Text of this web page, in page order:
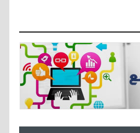
15:10
- 2021/08/04
اجتماع حاسم لإدارة ميلان مع نظيرتها
من الريال للفصل في صفقة إيسكو
14:50
- 2021/08/04
البياسجي عرض على مبابي راتبا خياليا